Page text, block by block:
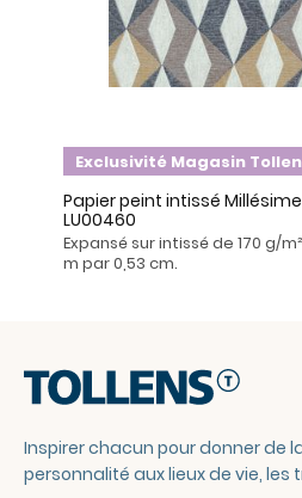
Exclusivité Magasin
Papier peint intissé
LU00460
Expansé sur intissé de 170 g/
m par 0,53 cm.
Inspirer chacun pour donner de
personnalité aux lieux de vie,